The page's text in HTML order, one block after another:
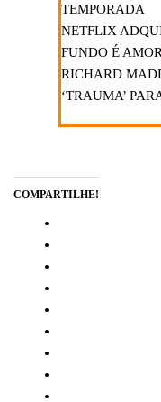
TEMPORADA
NETFLIX
FUNDO É
RICHARD
‘TRAUMA’
COMPARTILHE!